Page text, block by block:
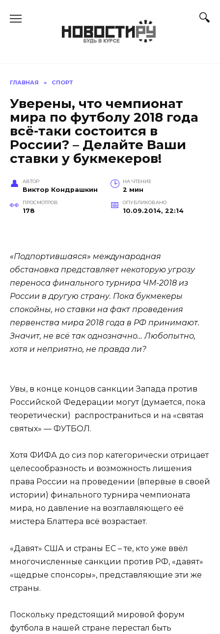
ГЛАВНАЯ » СПОРТ
Уверены, что чемпионат
мира по футболу 2018 года
всё-таки состоится в
России? – Делайте Ваши
ставки у букмекеров!
АВТОР
Виктор Кондрашкин
НА ЧТЕНИЕ
2 мин
ПРОСМОТРОВ
178
ОПУБЛИКОВАНО
10.09.2014, 22:14
«Подпортившаяся» международная
обстановка представляет некоторую угрозу
переноса финального турнира ЧМ-2018 из
России в другую страну. Пока букмекеры
спокойны, но ставки на факт проведения
первенства мира 2018 года в РФ принимают.
Значит, не всё так однозначно… Любопытно,
хотя и неприятно, не правда ли?
Увы, в конце концов санкции Запада против
Российской Федерации могут (думается, пока
теоретически) распространиться и на «святая
святых» — ФУТБОЛ.
Хотя ФИФА до сиз пор категорически отрицает
целесообразность и возможность лишения
права России на проведении (впервые в своей
истории) финального турнира чемпионата
мира, но давление на возглавляющего её
мистера Блаттера всё возрастает.
«Давят» США и страны ЕС – те, кто уже ввёл
многочисленные санкции против РФ, «давят»
«щедрые спонсоры», представляющие эти же
страны.
Поскольку предстоящий мировой форум
футбола в нашей стране перестал быть